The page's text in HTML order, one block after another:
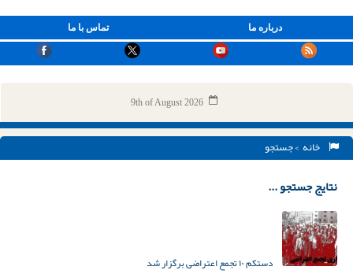
تماس با ما درباره ما
9th of August 2026
خانه > جستجو
نتایج جستجو ...
دستکم ۱۰ تجمع اعتراضی برگزار شد